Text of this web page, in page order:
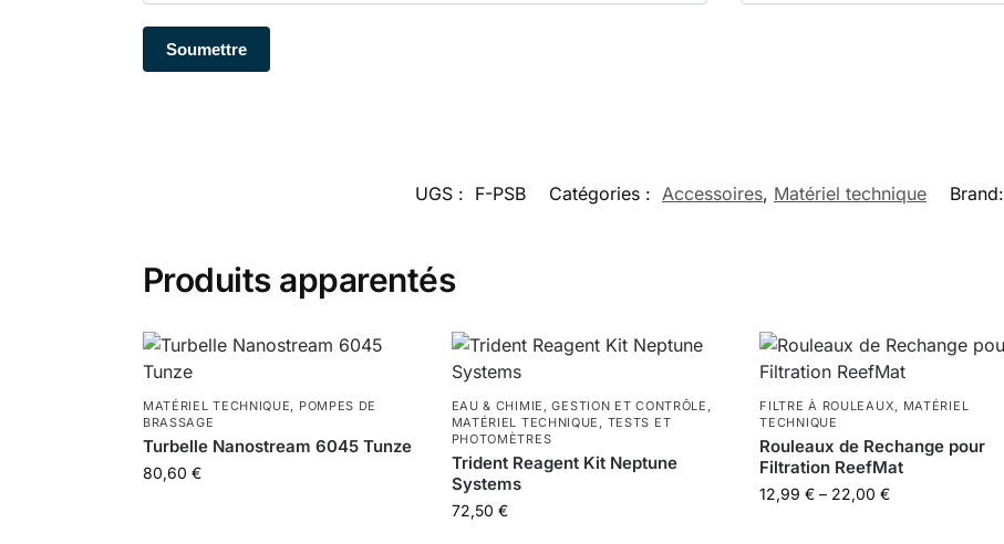
UGS : F-PSB Catégories : Accessoires, Matériel technique Brand:
Produits apparentés
MATÉRIEL TECHNIQUE, POMPES DE
BRASSAGE
Turbelle Nanostream 6045 Tunze
80,60 €
EAU & CHIMIE ,GESTION ET CONTRÔLE ,
MATÉRIEL TECHNIQUE , TESTS ET
PHOTOMÈTRES
Trident Reagent Kit Neptune
Systems
72,50 €
FILTRE À ROULEAUX, MATÉRIEL
TECHNIQUE
Rouleaux de Rechange pour
Filtration ReefMat
12,99€ – 22,00€